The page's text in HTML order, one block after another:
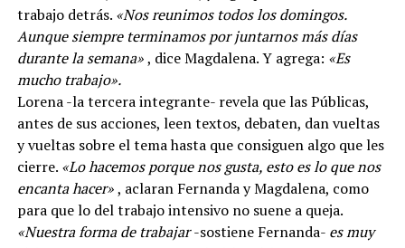
trabajo detrás. «Nos reunimos todos los domingos.
Aunque siempre terminamos por juntarnos más días
durante la semana», dice Magdalena. Y agrega: «Es
mucho trabajo».
Lorena -la tercera integrante- revela que las Públicas,
antes de sus acciones, leen textos, debaten, dan vueltas
y vueltas sobre el tema hasta que consiguen algo que les
cierre. «Lo hacemos porque nos gusta, esto es lo que nos
encanta hacer», aclaran Fernanda y Magdalena, como
para que lo del trabajo intensivo no suene a queja.
«Nuestra forma de trabajar-sostiene Fernanda- es muy